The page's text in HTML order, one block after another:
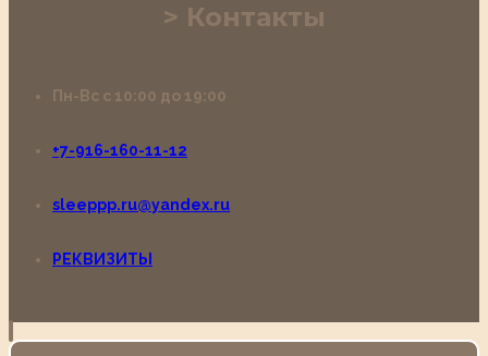
Контакты
Пн-Вс с 10:00 до 19:00
+7-916-160-11-12
sleeppp.ru@yandex.ru
РЕКВИЗИТЫ